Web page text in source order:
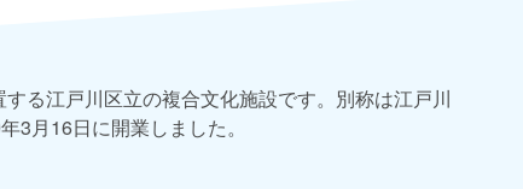
る江戸川区立の複合文化施設です。別称は江戸川
3月16日に開業しました。